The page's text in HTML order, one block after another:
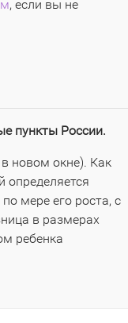
, если вы не
пункты России.
в новом окне). Как
определяется
мере его роста, с
в размерах
ребенка